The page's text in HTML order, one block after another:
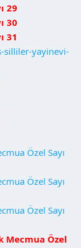
29
30
31
yayinevi-
Özel Sayı
Özel Sayı
Özel Sayı
Mecmua Özel